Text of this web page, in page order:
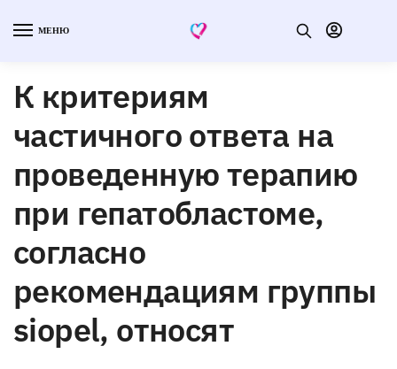
МЕНЮ
К критериям
частичного ответа на
проведенную терапию
при гепатобластоме,
согласно
рекомендациям группы
siopel, относят